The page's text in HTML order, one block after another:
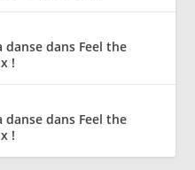
danse dans Feel the
!
danse dans Feel the
!